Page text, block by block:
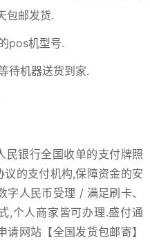
包邮发货.
pos机型号.
待机器送货到家.
民银行全国收单的支付牌照
的支付机构,保障资金的安
人民币受理 / 满足刷卡、
,个人商家皆可办理.盛付通
请网站【全国发货包邮寄】